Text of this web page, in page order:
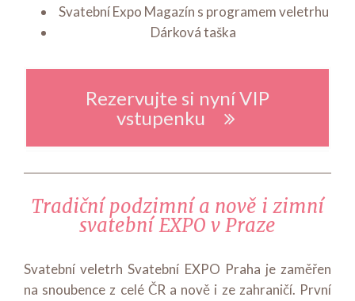
Svatební Expo Magazín s programem veletrhu
Dárková taška
Rezervujte si nyní VIP
vstupenku
Tradiční podzimní a nově i zimní
svatební EXPO v Praze
Svatební veletrh Svatební EXPO Praha je zaměřen
na snoubence z celé ČR a nově i ze zahraničí. První